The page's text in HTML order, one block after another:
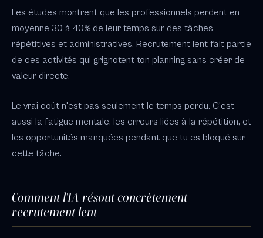
Les études montrent que les professionnels perdent en
moyenne 30 à 40% de leur temps sur des tâches
répétitives et administratives. Recrutement lent fait partie
de ces activités qui grignotent ton planning sans créer de
valeur directe.
Le vrai coût n'est pas seulement le temps perdu. C'est
aussi la fatigue mentale, les erreurs liées à la répétition, et
les opportunités manquées pendant que tu es bloqué sur
cette tâche.
Comment l'IA résout concrètement
recrutement lent